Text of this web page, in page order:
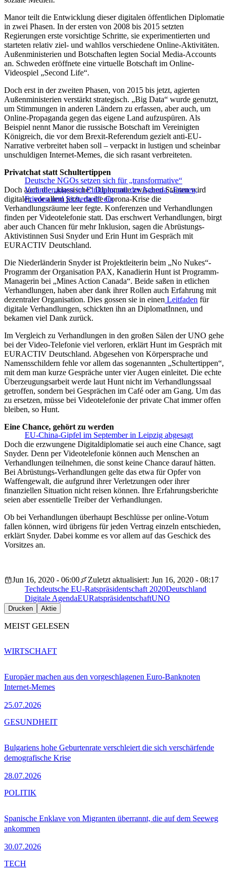
Manor teilt die Entwicklung dieser digitalen öffentlichen Diplomatie
in zwei Phasen. In der ersten von 2008 bis 2015 setzten
Regierungen erste vorsichtige Schritte, sie experimentierten und
starteten relativ ziel- und wahllos verschiedene Online-Aktivitäten.
Außenministerien und Botschaften legten Social Media-Accounts
an. Schweden eröffnete eine virtuelle Botschaft im Online-
Videospiel „Second Life“.
Doch erst in der zweiten Phasen, von 2015 bis jetzt, agierten
Außenministerien verstärkt strategisch. „Big Data“ wurde genutzt,
um Stimmungen in anderen Ländern zu erfassen, aber auch, um
Online-Propaganda gegen das eigene Land aufzuspüren. Als
Beispiel nennt Manor die russische Botschaft im Vereinigten
Königreich, die vor dem Brexit-Referendum gezielt anti-EU-
Narrative verbreitet haben soll – verpackt in lustigen und scheinbar
unschuldigen Internet-Memes, die sich rasant verbreiteten.
Deutsche NGOs setzen sich für „transformative“
Veränderungen im Einklang mit der Agenda „Frauen,
Frieden und Sicherheit“ ein
Privatchat statt Schultertippen
Doch auch die „klassische“ Diplomatie zwischen Staaten wird
digitaler, vor allem jetzt, da die Corona-Krise die
Verhandlungsräume leer fegte. Konferenzen und Verhandlungen
finden per Videotelefonie statt. Das erschwert Verhandlungen, birgt
aber auch Chancen für mehr Inklusion, sagen die Abrüstungs-
Aktivistinnen Susi Snyder und Erin Hunt im Gespräch mit
EURACTIV Deutschland.
Die Niederländerin Snyder ist Projektleiterin beim „No Nukes“-
Programm der Organisation PAX, Kanadierin Hunt ist Programm-
Managerin bei „Mines Action Canada“. Beide saßen in etlichen
Verhandlungen, haben aber dank ihrer Rollen auch Erfahrung mit
dezentraler Organisation. Dies gossen sie in einen Leitfaden für
digitale Verhandlungen, schickten ihn an DiplomatInnen, und
bekamen viel Dank zurück.
Im Vergleich zu Verhandlungen in den großen Sälen der UNO gehe
bei der Video-Telefonie viel verloren, erklärt Hunt im Gespräch mit
EURACTIV Deutschland. Abgesehen von Körpersprache und
Namensschildern fehle vor allem das sogenannten „Schultertippen“,
mit dem man kurze Gespräche unter vier Augen einleitet. Die echte
Überzeugungsarbeit werde laut Hunt nicht im Verhandlungssaal
getroffen, sondern bei Gesprächen im Café oder am Gang. Um das
zu ersetzen, müsse bei Videotelefonie der private Chat immer offen
bleiben, so Hunt.
EU-China-Gipfel im September in Leipzig abgesagt
Eine Chance, gehört zu werden
Doch die erzwungene Digitaldiplomatie sei auch eine Chance, sagt
Snyder. Denn per Videotelefonie können auch Menschen an
Verhandlungen teilnehmen, die sonst keine Chance darauf hätten.
Bei Abrüstungs-Verhandlungen gelte das etwa für Opfer von
Waffengewalt, die aufgrund ihrer Verletzungen oder ihrer
finanziellen Situation nicht reisen können. Ihre Erfahrungsberichte
seien aber essentielle Treiber der Verhandlungen.
Ob bei Verhandlungen überhaupt Beschlüsse per online-Votum
fallen können, wird übrigens für jeden Vertrag einzeln entschieden,
erklärt Snyder. Dabei komme es vor allem auf das Geschick des
Vorsitzes an.
Jun 16, 2020 - 06:00
Zuletzt aktualisiert: Jun 16, 2020 - 08:17
Techdeutsche EU-Ratspräsidentschaft 2020Deutschland
Digitale AgendaEURatspräsidentschaftUNO
Drucken Aktie
MEIST GELESEN
Europäer machen aus den vorgeschlagenen Euro-Banknoten
Internet-Memes
25.07.2026
WIRTSCHAFT
Bulgariens hohe Geburtenrate verschleiert die sich verschärfende
demografische Krise
28.07.2026
GESUNDHEIT
Spanische Enklave von Migranten überrannt, die auf dem Seeweg
ankommen
30.07.2026
POLITIK
TECH